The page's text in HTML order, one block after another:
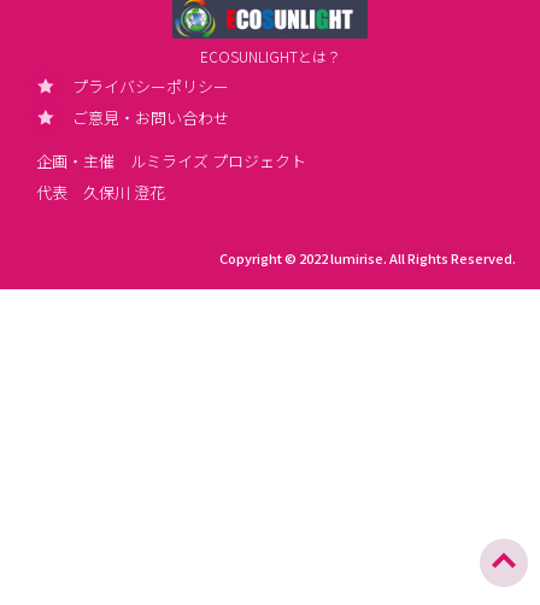
ECOSUNLIGHTとは？
プライバシーポリシー
ご意見・お問い合わせ
企画・主催 ルミライズ プロジェクト
代表 久保川 澄花
Copyright © 2022 lumirise. All Rights Reserved.